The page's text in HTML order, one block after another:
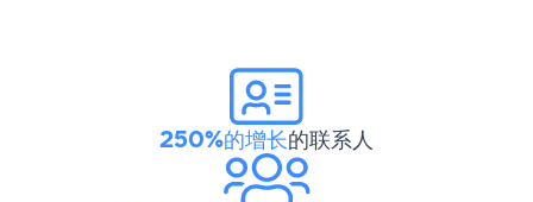
250%的增长的联系人